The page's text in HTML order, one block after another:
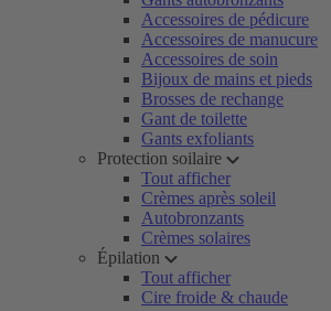
Accessoires de pédicure
Accessoires de manucure
Accessoires de soin
Bijoux de mains et pieds
Brosses de rechange
Gant de toilette
Gants exfoliants
Protection soilaire
Tout afficher
Crèmes après soleil
Autobronzants
Crèmes solaires
Épilation
Tout afficher
Cire froide & chaude